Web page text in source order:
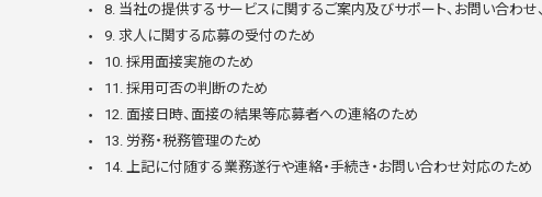
8. 当社の提供するサービスに関するご案内及びサポート、お問い合わせ
9. 求人に関する応募の受付のため
10. 採用面接実施のため
11. 採用可否の判断のため
12. 面接日時、面接の結果等応募者への連絡のため
13. 労務・税務管理のため
14. 上記に付随する業務遂行や連絡・手続き・お問い合わせ対応のため